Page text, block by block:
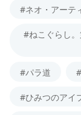
#ネオ・アーテ
#ねこぐらし
#パラ道
#ひみつのアイ